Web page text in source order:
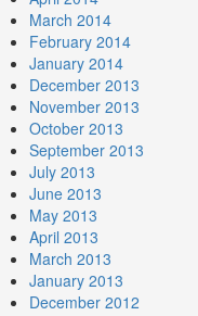
March 2014
February 2014
January 2014
December 2013
November 2013
October 2013
September 2013
July 2013
June 2013
May 2013
April 2013
March 2013
January 2013
December 2012